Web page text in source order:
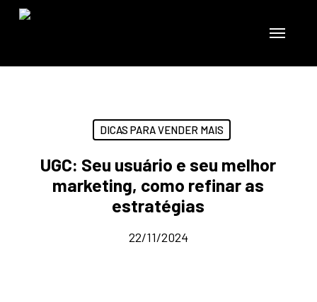
Skip
Menu
DICAS PARA VENDER MAIS
UGC: Seu usuário e seu melhor
marketing, como refinar as
estratégias
22/11/2024